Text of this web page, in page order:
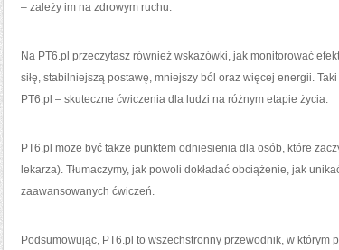
– zależy im na zdrowym ruchu.
Na PT6.pl przeczytasz również wskazówki, jak monitorować
siłę, stabilniejszą postawę, mniejszy ból oraz więcej energii.
PT6.pl – skuteczne ćwiczenia dla ludzi na różnym etapie życia.
PT6.pl może być także punktem odniesienia dla osób, które
lekarza). Tłumaczymy, jak powoli dokładać obciążenie, jak
zaawansowanych ćwiczeń.
Podsumowując, PT6.pl to wszechstronny przewodnik, w którym